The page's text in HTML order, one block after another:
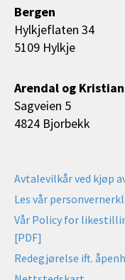
Bergen
Hylkjeflaten 34
5109 Hylkje
Arendal og
Sagveien 5
4824 Bjorbekk
Avtalevilkår ved kjøp
Les vår
Vår Policy for
[PDF]
Redegjørelse ift.